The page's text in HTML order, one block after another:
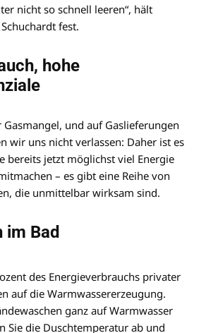
nicht so schnell leeren“, hält
fest.
hohe
und auf Gaslieferungen
wir uns nicht verlassen: Daher ist es
bereits jetzt möglichst viel Energie
– es gibt eine Reihe von
die unmittelbar wirksam sind.
im Bad
des Energieverbrauchs privater
auf die Warmwassererzeugung.
ganz auf Warmwasser
Sie die Duschtemperatur ab und